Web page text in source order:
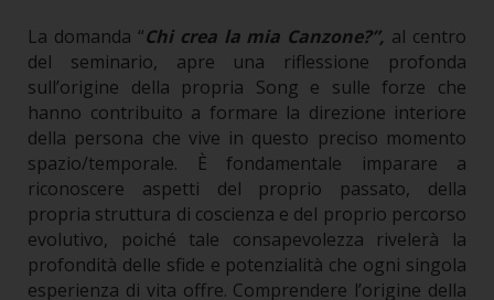
La domanda “Chi crea la mia Canzone?”, al centro
del seminario, apre una riflessione profonda
sull’origine della propria Song e sulle forze che
hanno contribuito a formare la direzione interiore
della persona che vive in questo preciso momento
spazio/temporale. È fondamentale imparare a
riconoscere aspetti del proprio passato, della
propria struttura di coscienza e del proprio percorso
evolutivo, poiché tale consapevolezza rivelerà la
profondità delle sfide e potenzialità che ogni singola
esperienza di vita offre. Comprendere l’origine della